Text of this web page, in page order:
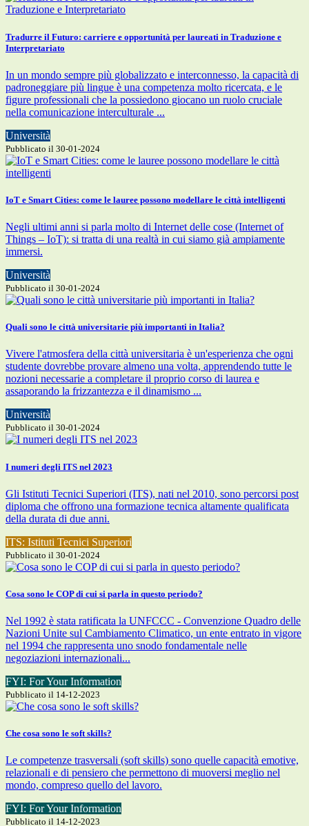
Tradurre il Futuro: carriere e opportunità per laureati in Traduzione e
Interpretariato
In un mondo sempre più globalizzato e interconnesso, la capacità di
padroneggiare più lingue è una competenza molto ricercata, e le
figure professionali che la possiedono giocano un ruolo cruciale
nella comunicazione interculturale ...
Università
Pubblicato il 30-01-2024
IoT e Smart Cities: come le lauree possono modellare le città intelligenti
Negli ultimi anni si parla molto di Internet delle cose (Internet of
Things – IoT): si tratta di una realtà in cui siamo già ampiamente
immersi.
Università
Pubblicato il 30-01-2024
Quali sono le città universitarie più importanti in Italia?
Vivere l'atmosfera della città universitaria è un'esperienza che ogni
studente dovrebbe provare almeno una volta, apprendendo tutte le
nozioni necessarie a completare il proprio corso di laurea e
assaporando la frizzantezza e il dinamismo ...
Università
Pubblicato il 30-01-2024
I numeri degli ITS nel 2023
Gli Istituti Tecnici Superiori (ITS), nati nel 2010, sono percorsi post
diploma che offrono una formazione tecnica altamente qualificata
della durata di due anni.
ITS: Istituti Tecnici Superiori
Pubblicato il 30-01-2024
Cosa sono le COP di cui si parla in questo periodo?
Nel 1992 è stata ratificata la UNFCCC - Convenzione Quadro delle
Nazioni Unite sul Cambiamento Climatico, un ente entrato in vigore
nel 1994 che rappresenta uno snodo fondamentale nelle
negoziazioni internazionali...
FYI: For Your Information
Pubblicato il 14-12-2023
Che cosa sono le soft skills?
Le competenze trasversali (soft skills) sono quelle capacità emotive,
relazionali e di pensiero che permettono di muoversi meglio nel
mondo, compreso quello del lavoro.
FYI: For Your Information
Pubblicato il 14-12-2023